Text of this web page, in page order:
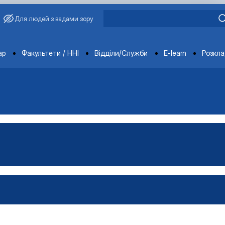
Для людей з вадами зору
Факультети / ННІ Відділи/Служби E-learn